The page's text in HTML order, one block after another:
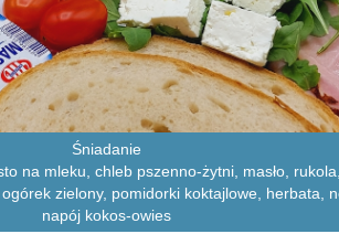
Śniadanie
na mleku, chleb pszenno-żytni, masło, rukola,
zielony, pomidorki koktajlowe, herbata,
napój kokos-owies